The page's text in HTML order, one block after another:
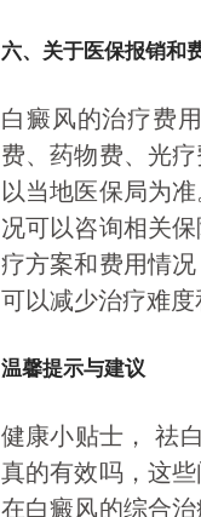
六、关于医保报销和
白癜风的治疗费
费、药物费、光
以当地医保局为
况可以咨询相关
疗方案和费用情
可以减少治疗难度
温馨提示与建议
健康小贴士， 祛
真的有效吗，这
在白癜风的综合